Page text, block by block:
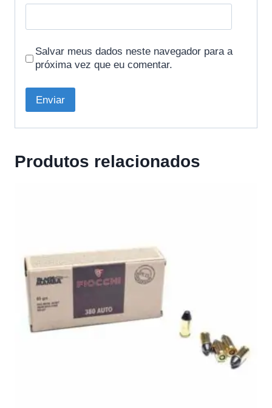
Salvar meus dados neste navegador para a
próxima vez que eu comentar.
Produtos relacionados